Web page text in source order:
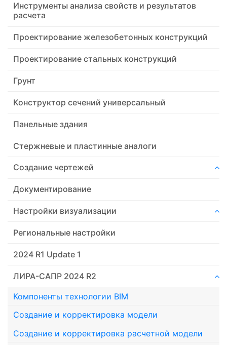
Инструменты анализа свойств и результатов
расчета
Проектирование железобетонных конструкций
Проектирование стальных конструкций
Грунт
Конструктор сечений универсальный
Панельные здания
Стержневые и пластинные аналоги
Создание чертежей
Документирование
Настройки визуализации
Региональные настройки
2024 R1 Update 1
ЛИРА-САПР 2024 R2
Компоненты технологии ВIM
Создание и корректировка модели
Создание и корректировка расчетной модели